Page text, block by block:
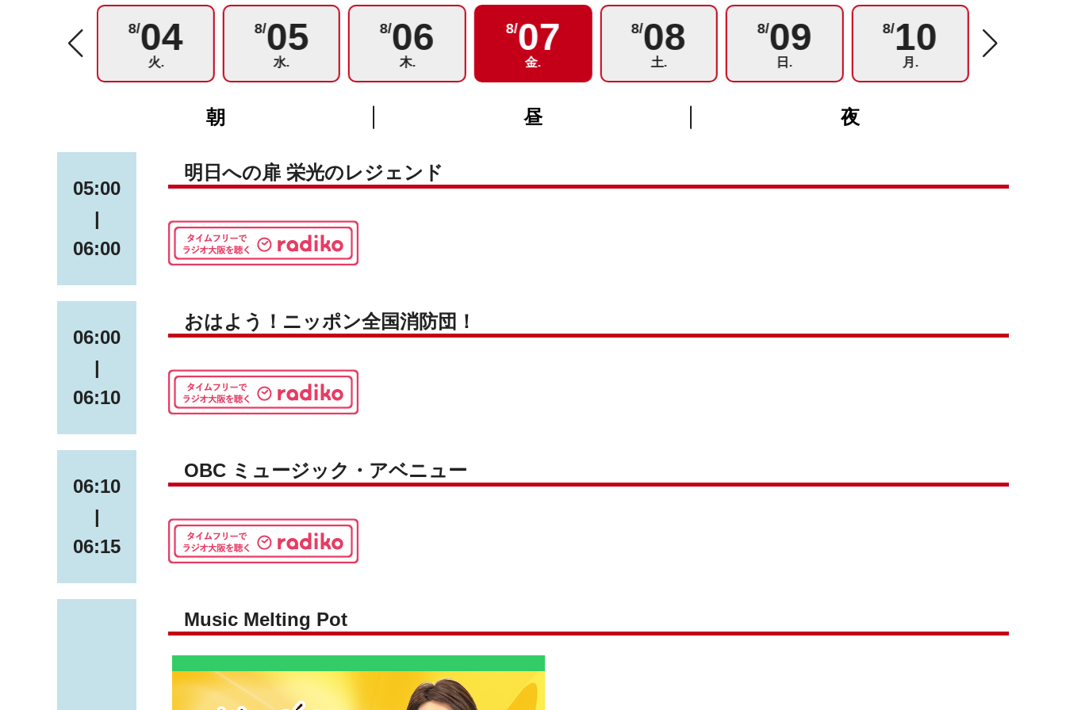
8/04
火.
8/05
水.
8/06
木.
8/07
金.
8/08
土.
8/09
日.
8/10
月.
朝 昼 夜
05:00
|
06:00
明日への扉 栄光のレジェンド
06:00
|
06:10
おはよう！ニッポン全国消防団！
06:10
|
06:15
OBC ミュージック・アベニュー
Music Melting Pot